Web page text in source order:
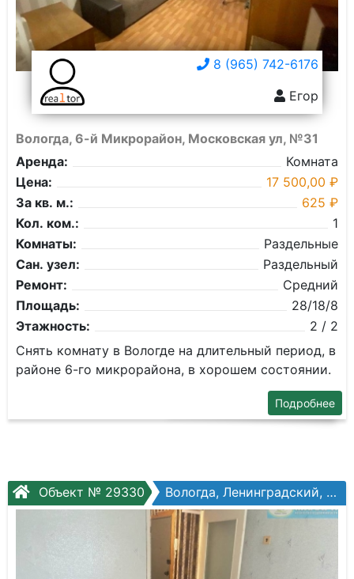
8 (965) 742-6176
Егор
Вологда, 6-й Микрорайон, Московская ул, №31
Аренда:
Комната
Цена:
17 500,00 ₽
За кв. м.:
625 ₽
Кол. ком.:
1
Комнаты:
Раздельные
Сан. узел:
Раздельный
Ремонт:
Средний
Площадь:
28/18/8
Этажность:
2 / 2
Снять комнату в Вологде на длительный период, в
районе 6-го микрорайона, в хорошем состоянии.
Подробнее
Объект № 29330 Вологда, Ленинградский, Костромская ул, №12б